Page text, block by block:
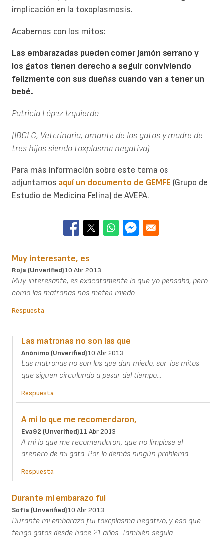
implicación en la toxoplasmosis.
Acabemos con los mitos:
Las embarazadas pueden comer jamón serrano y
los gatos tienen derecho a seguir conviviendo
felizmente con sus dueñas cuando van a tener un
bebé.
Patricia López Izquierdo
(IBCLC, Veterinaria, amante de los gatos y madre de
tres hijos siendo toxplasma negativa)
Para más información sobre este tema os
adjuntamos aquí un documento de GEMFE (Grupo de
Estudio de Medicina Felina) de AVEPA.
Muy interesante, es
Roja (unverified)10 Abr 2013
Muy interesante, es exacatamente lo que yo pensaba, pero
como las matronas nos meten miedo...
Respuesta
Las matronas no son las que
Anónimo (unverified)10 Abr 2013
Las matronas no son las que dan miedo, son los mitos
que siguen circulando a pesar del tiempo...
Respuesta
A mi lo que me recomendaron,
Eva92 (unverified)11 Abr 2013
A mi lo que me recomendaron, que no limpiase el
arenero de mi gata. Por lo demás ningún problema.
Respuesta
Durante mi embarazo fui
Sofía (unverified)10 Abr 2013
Durante mi embarazo fui toxoplasma negativo, y eso que
tengo gatos desde hace 21 años. También seguía